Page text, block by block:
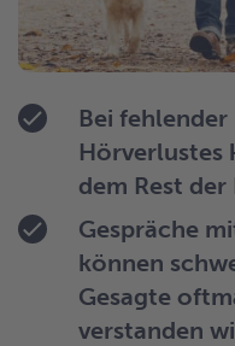
Bei
Hörverlustes
dem Rest
Gespräche
können
Gesagte
verstanden